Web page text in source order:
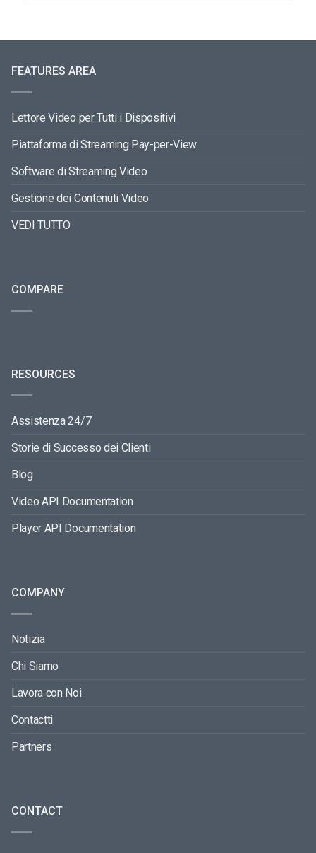
FEATURES AREA
Lettore Video per Tutti i Dispositivi
Piattaforma di Streaming Pay-per-View
Software di Streaming Video
Gestione dei Contenuti Video
VEDI TUTTO
COMPARE
RESOURCES
Assistenza 24/7
Storie di Successo dei Clienti
Blog
Video API Documentation
Player API Documentation
COMPANY
Notizia
Chi Siamo
Lavora con Noi
Contactti
Partners
CONTACT